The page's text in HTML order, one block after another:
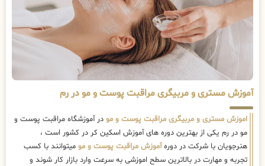
آموزش مستری و مربیگری مراقبت پوست و مو در رم
اموزش مستری و مربیگری مراقبت پوست و مو در آموزشگاه مراقبت پوست و
مو در رم یکی از بهترین دوره های آموزش اسکین کر در کشور است ،
هنرجویان با شرکت در دورهآموزش مراقبت پوست و مو میتوانند با کسب
تجربه و مهارت در بالاترین سطح اموزشی به سرعت وارد بازار کار شوند و